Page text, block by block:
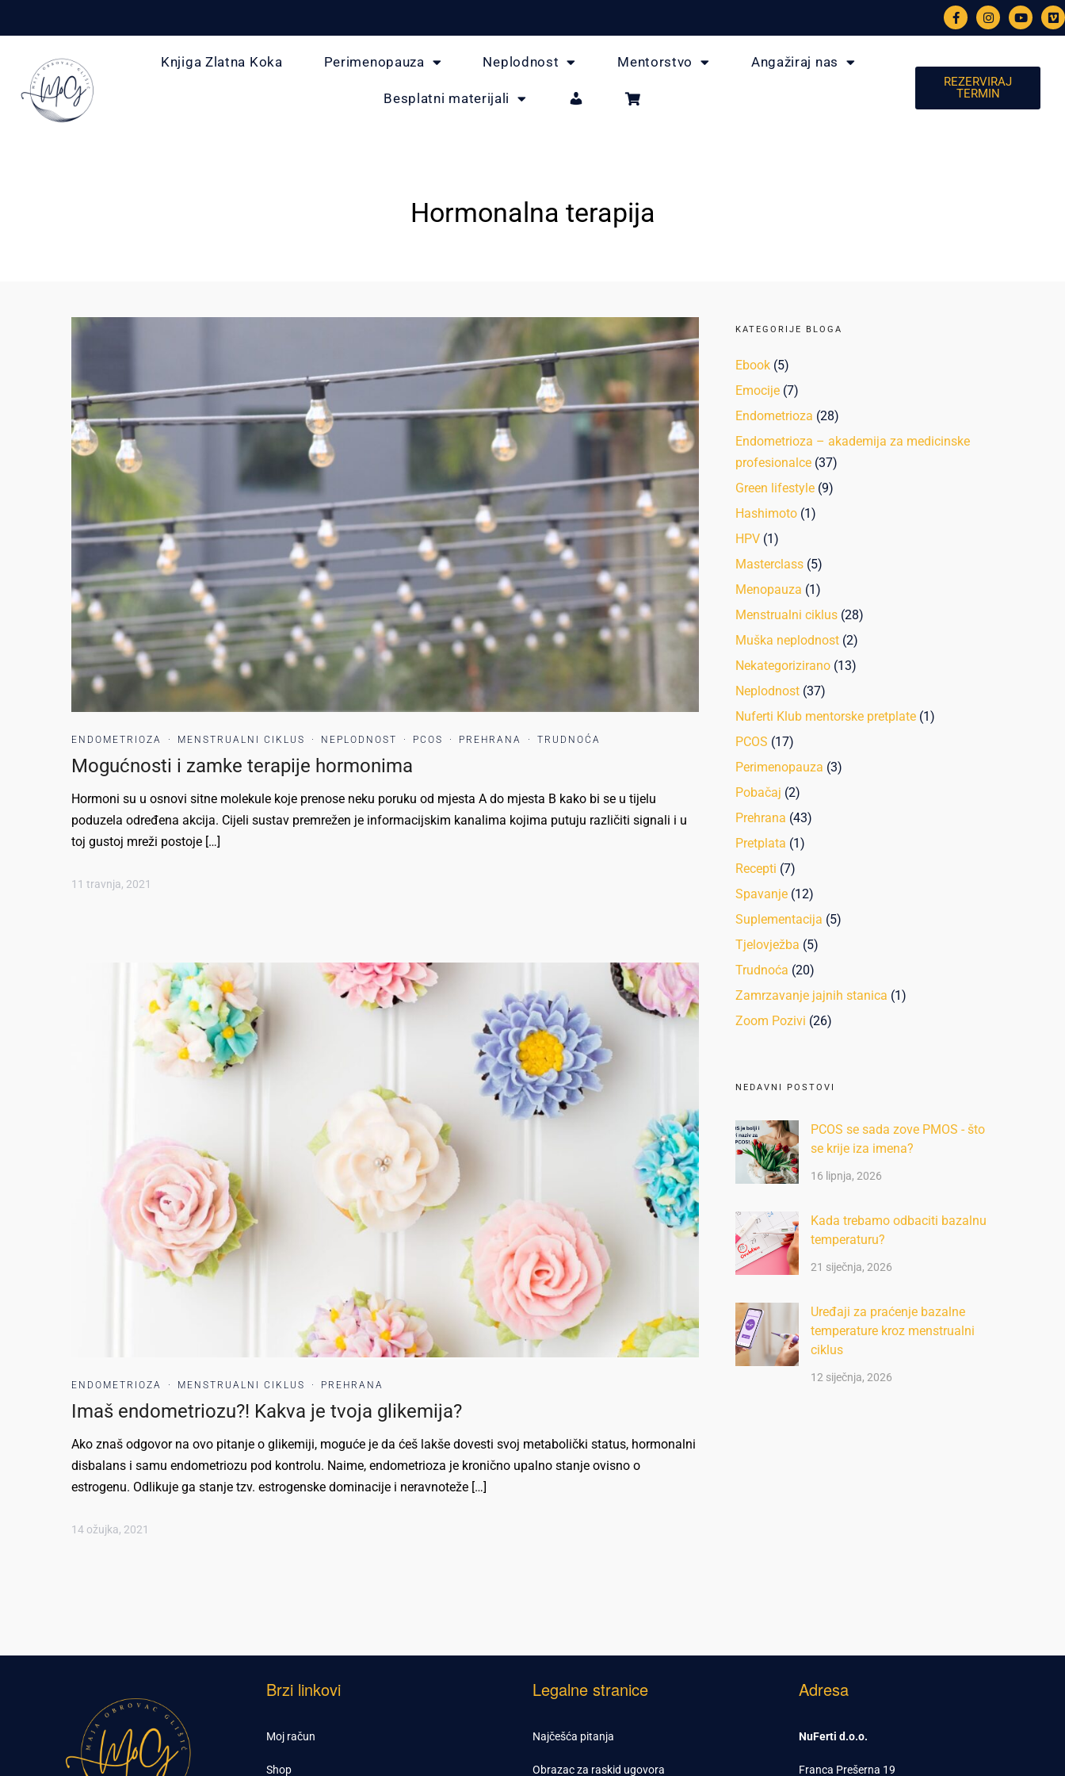
Knjiga Zlatna Koka Perimenopauza Neplodnost Mentorstvo Angažiraj nas
Besplatni materijali
REZERVIRAJ
TERMIN
Hormonalna terapija
ENDOMETRIOZA · MENSTRUALNI CIKLUS · NEPLODNOST · PCOS · PREHRANA · TRUDNOĆA
Mogućnosti i zamke terapije hormonima
Hormoni su u osnovi sitne molekule koje prenose neku poruku od mjesta A do mjesta B kako bi se u tijelu
poduzela određena akcija. Cijeli sustav premrežen je informacijskim kanalima kojima putuju različiti signali i u
toj gustoj mreži postoje […]
11 travnja, 2021
ENDOMETRIOZA · MENSTRUALNI CIKLUS · PREHRANA
Imaš endometriozu?! Kakva je tvoja glikemija?
Ako znaš odgovor na ovo pitanje o glikemiji, moguće je da ćeš lakše dovesti svoj metabolički status, hormonalni
disbalans i samu endometriozu pod kontrolu. Naime, endometrioza je kronično upalno stanje ovisno o
estrogenu. Odlikuje ga stanje tzv. estrogenske dominacije i neravnoteže […]
14 ožujka, 2021
KATEGORIJE BLOGA
Ebook (5)
Emocije (7)
Endometrioza (28)
Endometrioza – akademija za medicinske
profesionalce (37)
Green lifestyle (9)
Hashimoto (1)
HPV (1)
Masterclass (5)
Menopauza (1)
Menstrualni ciklus (28)
Muška neplodnost (2)
Nekategorizirano (13)
Neplodnost (37)
Nuferti Klub mentorske pretplate (1)
PCOS (17)
Perimenopauza (3)
Pobačaj (2)
Prehrana (43)
Pretplata (1)
Recepti (7)
Spavanje (12)
Suplementacija (5)
Tjelovježba (5)
Trudnoća (20)
Zamrzavanje jajnih stanica (1)
Zoom Pozivi (26)
NEDAVNI POSTOVI
PCOS se sada zove PMOS - što
se krije iza imena?
16 lipnja, 2026
Kada trebamo odbaciti bazalnu
temperaturu?
21 siječnja, 2026
Uređaji za praćenje bazalne
temperature kroz menstrualni
ciklus
12 siječnja, 2026
Brzi linkovi
Moj račun
Shop
Legalne stranice
Najčešća pitanja
Obrazac za raskid ugovora
Adresa
NuFerti d.o.o.
Franca Prešerna 19